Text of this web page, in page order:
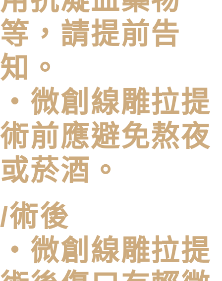
等，請提前告
知。
・微創線雕拉提
術前應避免熬夜
或菸酒。
/術後
・微創線雕拉提